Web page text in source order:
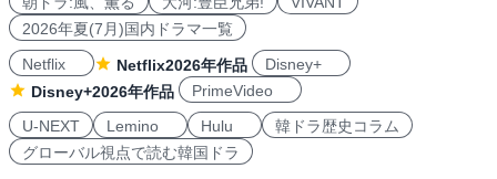
2026年夏(7月)国内ドラマ一覧
Netflix
Netflix2026年作品
Disney+
Disney+2026年作品
PrimeVideo
U-NEXT
Lemino Hulu
韓ドラ歴史コラム
グローバル視点で読む韓国ドラ